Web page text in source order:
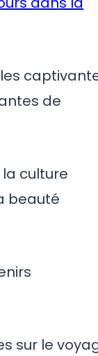
de
la culture
beauté
sur le